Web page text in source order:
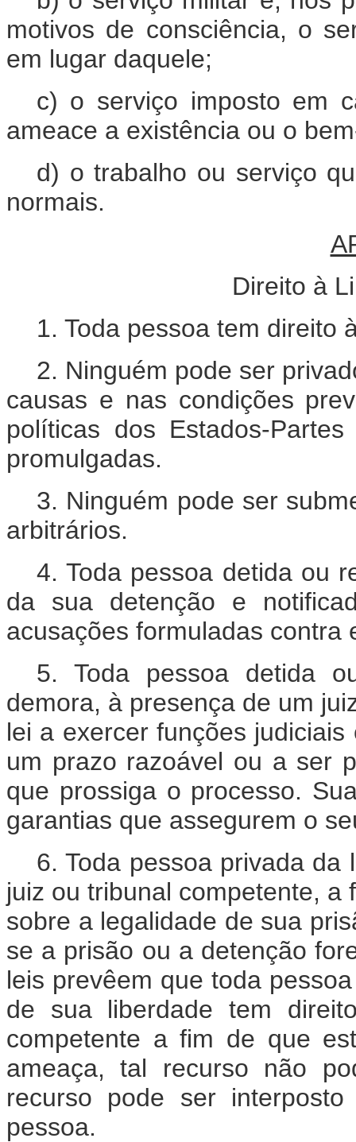
motivos de consciência, o
em lugar daquele;
c) o serviço imposto em
ameace a existência ou o
d) o trabalho ou serviço
normais.
Direito à
1. Toda pessoa tem direito
2. Ninguém pode ser
causas e nas condições
políticas dos Estados-
promulgadas.
3. Ninguém pode ser
arbitrários.
4. Toda pessoa detida ou
da sua detenção e
acusações formuladas contra
5. Toda pessoa detida
demora, à presença de um
lei a exercer funções
um prazo razoável ou a ser
que prossiga o processo.
garantias que assegurem o
6. Toda pessoa privada
juiz ou tribunal competente,
sobre a legalidade de sua
se a prisão ou a detenção
leis prevêem que toda
de sua liberdade tem
competente a fim de que
ameaça, tal recurso não
recurso pode ser
pessoa.